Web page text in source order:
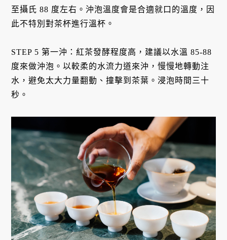
至攝氏 88 度左右。沖泡溫度會是合適就口的溫度，因
此不特別對茶杯進行溫杯。
STEP 5 第一沖：紅茶發酵程度高，建議以水溫 85-88
度來做沖泡。以較柔的水流力道來沖，慢慢地轉動注
水，避免太大力量翻動、撞擊到茶葉。浸泡時間三十
秒。